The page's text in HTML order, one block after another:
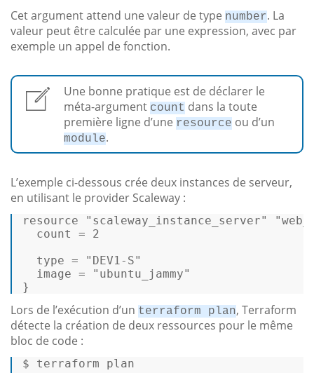
Cet argument attend une valeur de type number. La
valeur peut être calculée par une expression, avec par
exemple un appel de fonction.
Une bonne pratique est de déclarer le
méta-argument count dans la toute
première ligne d’une resource ou d’un
module.
L’exemple ci-dessous crée deux instances de serveur,
en utilisant le provider Scaleway :
resource "scaleway_instance_server"
count = 2
type =
"DEV1-S"
image =
"ubuntu_jammy"
}
Lors de l’exécution d’un terraform plan, Terraform
détecte la création de deux ressources pour le même
bloc de code :
$ terraform plan